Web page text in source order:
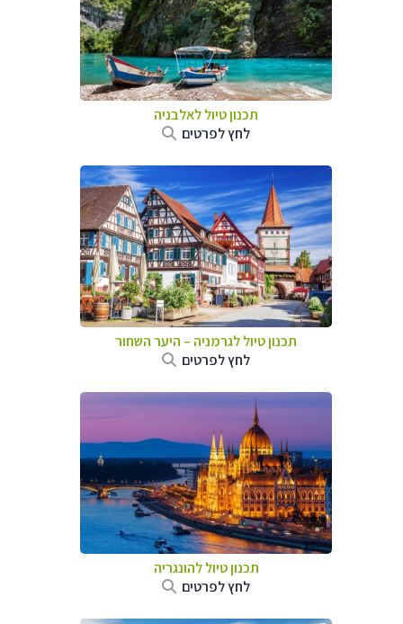
תכנון טיול לאלבניה
לחץ לפרטים
תכנון טיול לגרמניה – היער השחור
לחץ לפרטים
תכנון טיול להונגריה
לחץ לפרטים